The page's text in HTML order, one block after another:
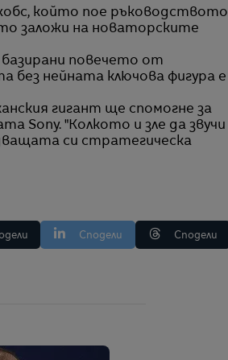
който пое ръководството
заложи на новаторските
повечето от
без нейната ключова фигура е
гигант ще спомогне за
Sony. "Колкото и зле да звучи
си стратегическа
Сподели Сподели